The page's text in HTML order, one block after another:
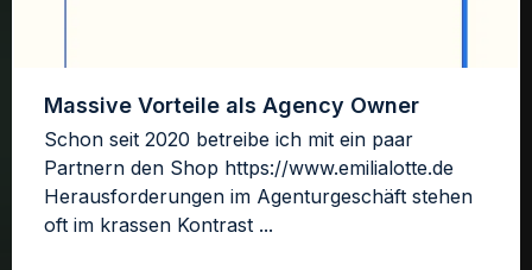
Massive Vorteile als Agency Owner
Schon seit 2020 betreibe ich mit ein paar
Partnern den Shop https://www.emilialotte.de
Herausforderungen im Agenturgeschäft stehen
oft im krassen Kontrast ...